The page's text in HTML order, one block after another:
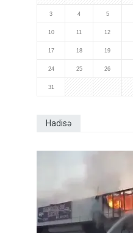
3 4 5
10 11 12
17 18 19
24 25 26
31
Hadisə